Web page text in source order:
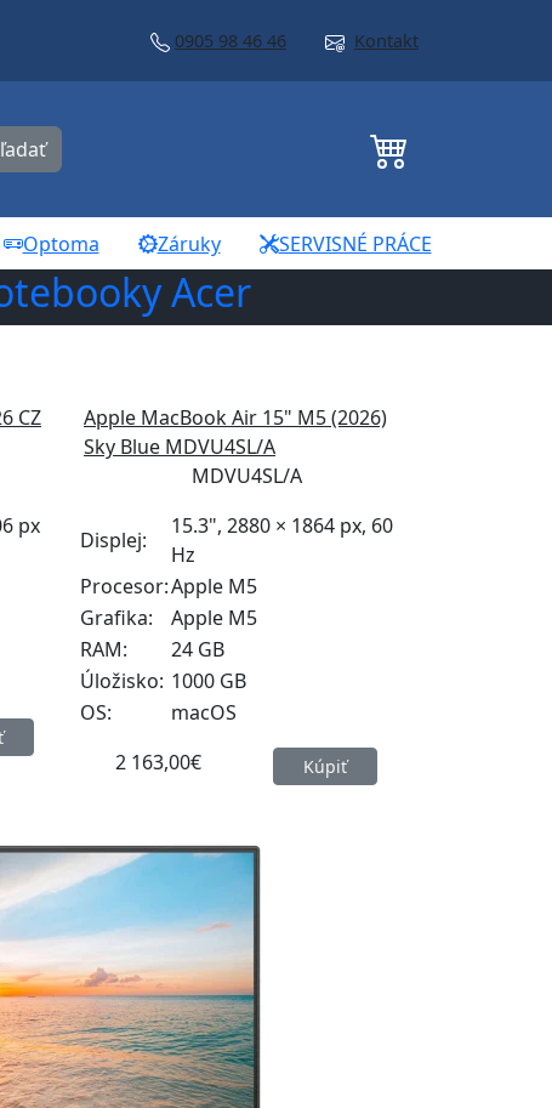
0905 98 46 46 Kontakt
Optoma Záruky SERVISNÉ PRÁCE
Acer
CZ
px
Apple MacBook Air 15" M5 (2026)
Sky Blue MDVU4SL/A
MDVU4SL/A
Displej:
15.3", 2880 × 1864 px, 60
Hz
Procesor:Apple M5
Grafika:
Apple M5
RAM:
24 GB
Úložisko: 1000 GB
OS:
macOS
2 163,00€
Kúpiť